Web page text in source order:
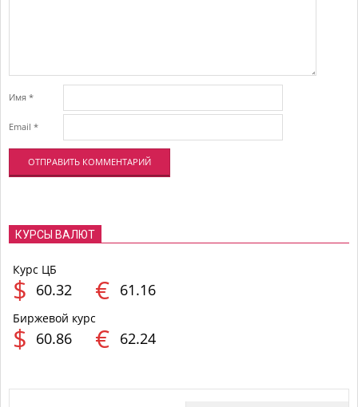
Имя *
Email *
КУРСЫ ВАЛЮТ
Курс ЦБ
$ 60.32 € 61.16
Биржевой курс
$ 60.86 € 62.24